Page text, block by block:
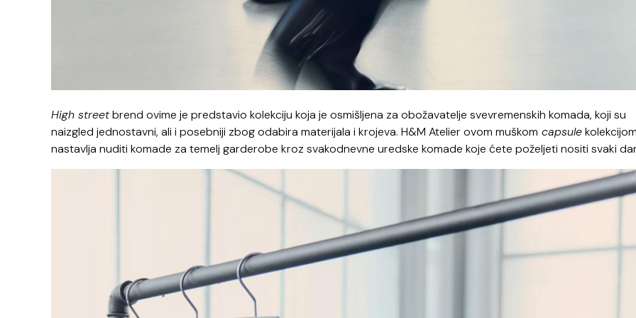
High streetbrend ovime je predstavio kolekciju koja je osmišljena za obožavatelje svevremenskih komada, koji su
naizgled jednostavni, ali i posebniji zbog odabira materijala i krojeva. H&M Atelier ovom muškom capsule
nastavlja nuditi komade za temelj garderobe kroz svakodnevne uredske komade koje ćete poželjeti nositi svaki